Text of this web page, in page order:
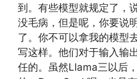
到。有些模型就规定了，
没毛病，但是呢，你要说
了。你不可以拿我的模型
写这样。他们对于输入输
任的。虽然Llama三以后